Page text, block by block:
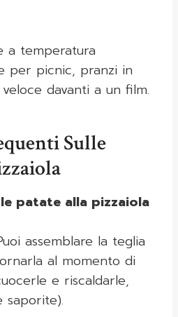
a temperatura
per picnic, pranzi in
davanti a un film.
Sulle
patate alla pizzaiola
assemblare la teglia
al momento di
e riscaldarle,
saporite).